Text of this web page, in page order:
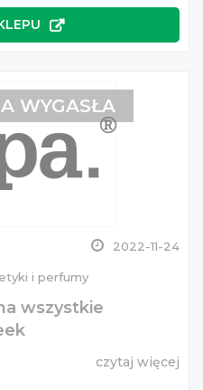
2022-11-24
i perfumy
wszystkie
czytaj więcej
WYGASŁA